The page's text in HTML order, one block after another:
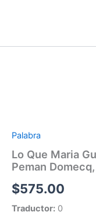
Palabra
Lo Que Maria
Peman
$575.00
Traductor: 0